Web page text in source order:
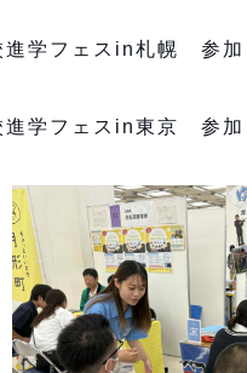
進学フェスin札幌 参
進学フェスin東京 参